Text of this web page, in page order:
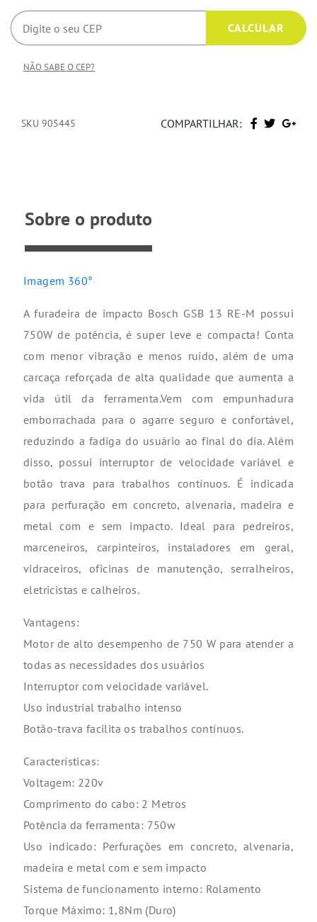
NÃO SABE O CEP?
SKU 905445 COMPARTILHAR:
Sobre o produto
Imagem 360°
A furadeira de impacto Bosch GSB 13 RE-M possui
750W de potência, é super leve e compacta! Conta
com menor vibração e menos ruído, além de uma
carcaça reforçada de alta qualidade que aumenta a
vida útil da ferramenta.Vem com empunhadura
emborrachada para o agarre seguro e confortável,
reduzindo a fadiga do usuário ao final do dia. Além
disso, possui interruptor de velocidade variável e
botão trava para trabalhos contínuos. É indicada
para perfuração em concreto, alvenaria, madeira e
metal com e sem impacto. Ideal para pedreiros,
marceneiros, carpinteiros, instaladores em geral,
vidraceiros, oficinas de manutenção, serralheiros,
eletricistas e calheiros.
Vantagens:
Motor de alto desempenho de 750 W para atender a
todas as necessidades dos usuários
Interruptor com velocidade variável.
Uso industrial trabalho intenso
Botão-trava facilita os trabalhos contínuos.
Características:
Voltagem: 220v
Comprimento do cabo: 2 Metros
Potência da ferramenta: 750w
Uso indicado: Perfurações em concreto, alvenaria,
madeira e metal com e sem impacto
Sistema de funcionamento interno: Rolamento
Torque Máximo: 1,8Nm (Duro)